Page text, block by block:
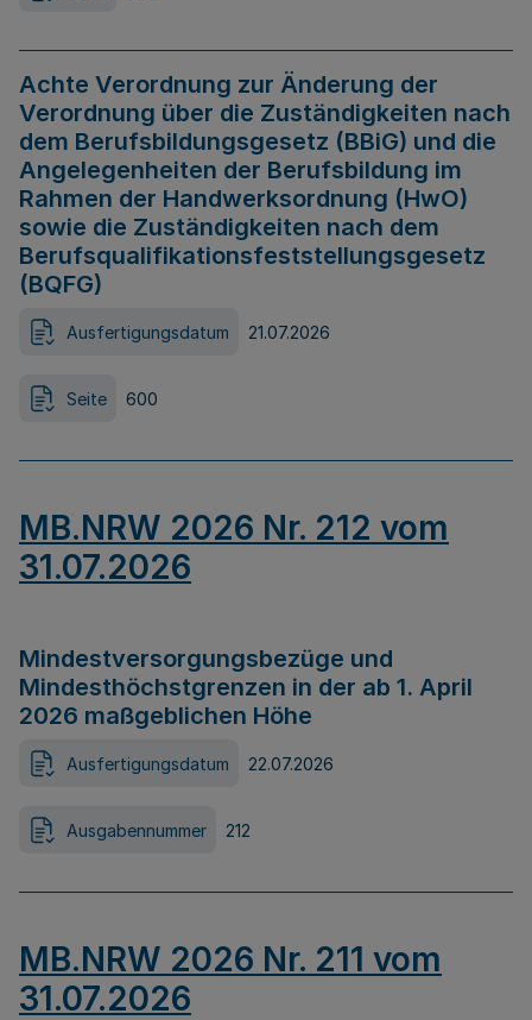
Achte Verordnung zur Änderung der
Verordnung über die Zuständigkeiten nach
dem Berufsbildungsgesetz (BBiG) und die
Angelegenheiten der Berufsbildung im
Rahmen der Handwerksordnung (HwO)
sowie die Zuständigkeiten nach dem
Berufsqualifikationsfeststellungsgesetz
(BQFG)
Ausfertigungsdatum 21.07.2026
Seite 600
MB.NRW 2026 Nr. 212 vom
31.07.2026
Mindestversorgungsbezüge und
Mindesthöchstgrenzen in der ab 1. April
2026 maßgeblichen Höhe
Ausfertigungsdatum 22.07.2026
Ausgabennummer 212
MB.NRW 2026 Nr. 211 vom
31.07.2026